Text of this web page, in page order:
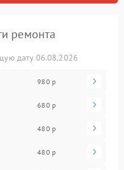
ремонта
дату 06.08.2026
980 р
680 р
480 р
480 р